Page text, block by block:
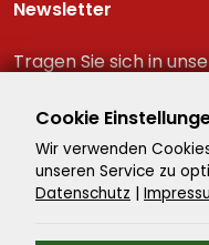
Newsletter
Tragen Sie sich in
Reiseschnäppchen!
Cookie
Wir verwenden
unseren Service zu
Datenschutz |